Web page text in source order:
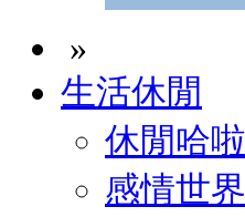
»
生活休閒
休閒哈啦
感情世界